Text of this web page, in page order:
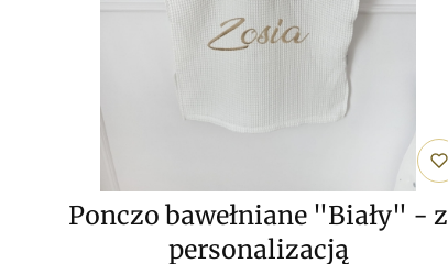
Ponczo bawełniane "Biały" - z
personalizacją